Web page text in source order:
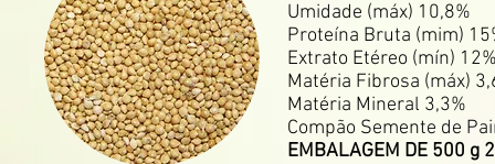
Umidade (máx) 10,8%
Proteína Bruta (mim)
Extrato Etéreo (mín)
Matéria Fibrosa (máx)
Matéria Mineral 3,3%
Compão Semente de
EMBALAGEM DE 500 g